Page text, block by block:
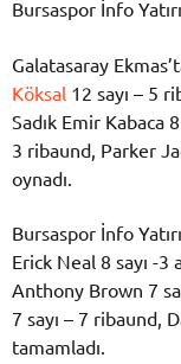
Bursaspor İnfo
Galatasaray
Köksal 12 sayı – 5
Sadık Emir Kabaca
3 ribaund, Parker
oynadı.
Bursaspor İnfo
Erick Neal 8 sayı -3
Anthony Brown 7
7 sayı – 7 ribaund,
tamamladı.